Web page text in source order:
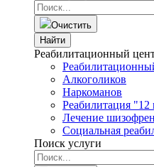
Очистить
Найти
Реабилитационный
Алкоголиков
Наркоманов
Реабилитация "12
Лечение
Социальная
Поиск услуги